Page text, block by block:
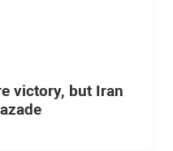
victory, but Iran